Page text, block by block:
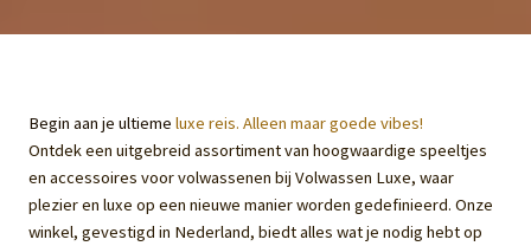
Begin aan je ultieme luxe reis. Alleen maar goede vibes!
Ontdek een uitgebreid assortiment van hoogwaardige speeltjes
en accessoires voor volwassenen bij Volwassen Luxe, waar
plezier en luxe op een nieuwe manier worden gedefinieerd. Onze
winkel, gevestigd in Nederland, biedt alles wat je nodig hebt op